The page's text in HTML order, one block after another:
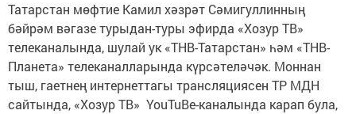
Татарстан мөфтие Камил хәзрәт Сәмигуллинның
бәйрәм вәгазе турыдан-туры эфирда «Хозур ТВ»
телеканалында, шулай ук «ТНВ-Татарстан» һәм «ТНВ-
Планета» телеканалларында күрсәтеләчәк. Моннан
тыш, гаетнең интернеттагы трансляциясен ТР МДН
сайтында, «Хозур ТВ» YouTuBe-каналында карап була,